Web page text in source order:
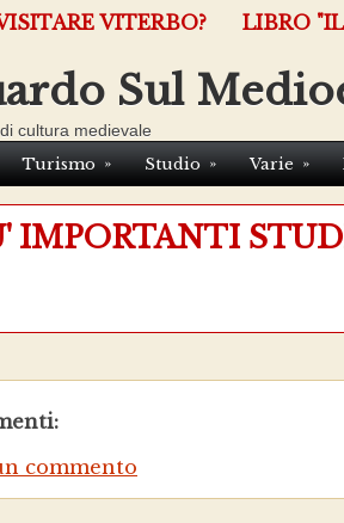
VITERBO? LIBRO
Sul
cultura medievale
Turismo » Studio » Varie »
IMPORTANTI
commento